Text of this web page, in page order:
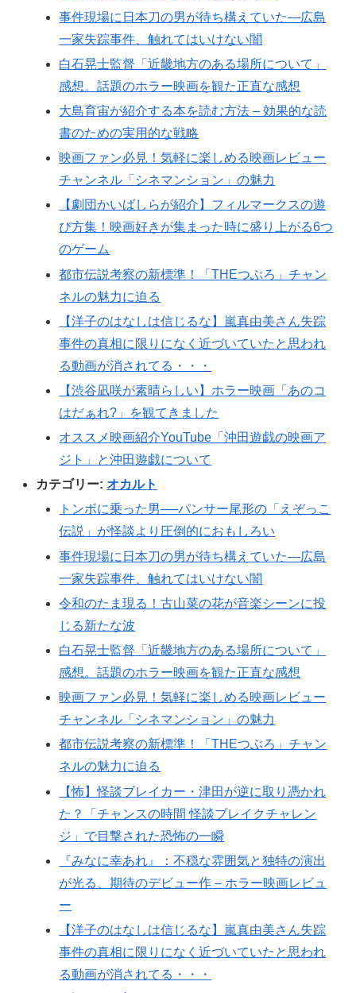
事件現場に日本刀の男が待ち構えていた―広島
一家失踪事件、触れてはいけない闇
白石晃士監督「近畿地方のある場所について」
感想。話題のホラー映画を観た正直な感想
大島育宙が紹介する本を読む方法 – 効果的な読
書のための実用的な戦略
映画ファン必見！気軽に楽しめる映画レビュー
チャンネル「シネマンション」の魅力
【劇団かいばしらが紹介】フィルマークスの遊
び方集！映画好きが集まった時に盛り上がる6つ
のゲーム
都市伝説考察の新標準！「THEつぶろ」チャン
ネルの魅力に迫る
【洋子のはなしは信じるな】嵐真由美さん失踪
事件の真相に限りになく近づいていたと思われ
る動画が消されてる・・・
【渋谷凪咲が素晴らしい】ホラー映画「あのコ
はだぁれ?」を観てきました
オススメ映画紹介YouTube「沖田遊戯の映画ア
ジト」と沖田遊戯について
カテゴリー: オカルト
トンボに乗った男──パンサー尾形の「えぞっこ
伝説」が怪談より圧倒的におもしろい
事件現場に日本刀の男が待ち構えていた―広島
一家失踪事件、触れてはいけない闇
令和のたま現る！古山菜の花が音楽シーンに投
じる新たな波
白石晃士監督「近畿地方のある場所について」
感想。話題のホラー映画を観た正直な感想
映画ファン必見！気軽に楽しめる映画レビュー
チャンネル「シネマンション」の魅力
都市伝説考察の新標準！「THEつぶろ」チャン
ネルの魅力に迫る
【怖】怪談ブレイカー・津田が逆に取り憑かれ
た？「チャンスの時間 怪談ブレイクチャレン
ジ」で目撃された恐怖の一瞬
『みなに幸あれ』：不穏な雰囲気と独特の演出
が光る、期待のデビュー作 – ホラー映画レビュ
ー
【洋子のはなしは信じるな】嵐真由美さん失踪
事件の真相に限りになく近づいていたと思われ
る動画が消されてる・・・